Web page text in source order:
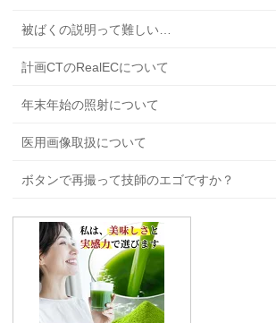
被ばくの説明って難しい…
計画CTのRealECについて
年末年始の照射について
医用画像取扱について
ボタンで再撮って技師のエゴですか？